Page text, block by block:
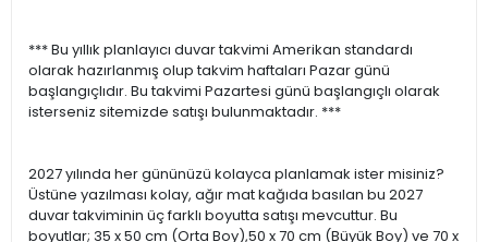
*** Bu yıllık planlayıcı duvar takvimi Amerikan standardı
olarak hazırlanmış olup takvim haftaları Pazar günü
başlangıçlıdır. Bu takvimi Pazartesi günü başlangıçlı olarak
isterseniz sitemizde satışı bulunmaktadır. ***
2027 yılında her gününüzü kolayca planlamak ister misiniz?
Üstüne yazılması kolay, ağır mat kağıda basılan bu 2027
duvar takviminin üç farklı boyutta satışı mevcuttur. Bu
boyutlar; 35 x 50 cm (Orta Boy),50 x 70 cm (Büyük Boy) ve 70 x